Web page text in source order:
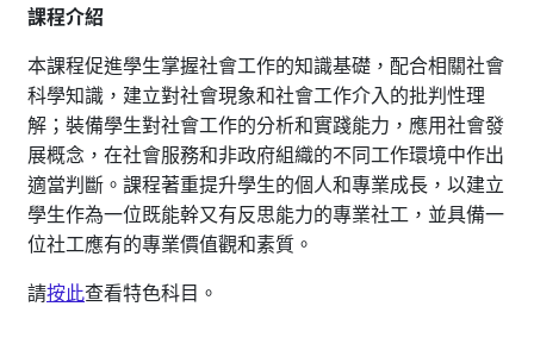
課程介紹
本課程促進學生掌握社會工作的知識基礎，配合相關社會
科學知識，建立對社會現象和社會工作介入的批判性理
解；裝備學生對社會工作的分析和實踐能力，應用社會發
展概念，在社會服務和非政府組織的不同工作環境中作出
適當判斷。課程著重提升學生的個人和專業成長，以建立
學生作為一位既能幹又有反思能力的專業社工，並具備一
位社工應有的專業價值觀和素質。
請按此查看特色科目。